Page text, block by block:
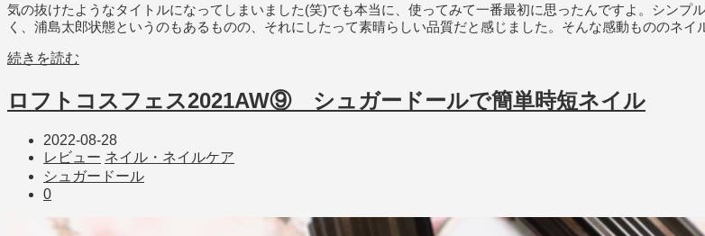
気の抜けたようなタイトルになってしまいました(笑)でも本当に、使ってみて一番最初に思ったんですよ。シン
く、浦島太郎状態というのもあるものの、それにしたって素晴らしい品質だと感じました。そんな感動もののネ
続きを読む
ロフトコスフェス2021AW⑨ シュガードールで簡単時短ネイル
2022-08-28
レビュー ネイル・ネイルケア
シュガードール
0